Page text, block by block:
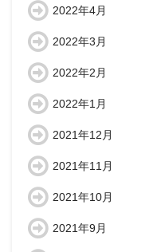
2022年4月
2022年3月
2022年2月
2022年1月
2021年12月
2021年11月
2021年10月
2021年9月